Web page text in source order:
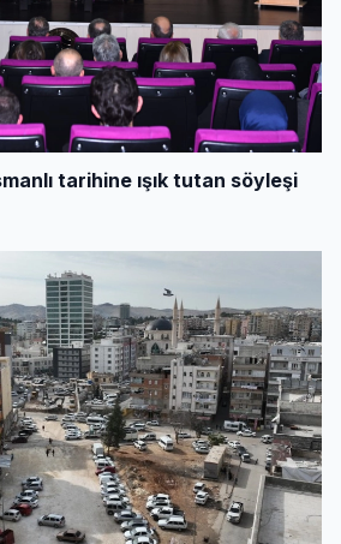
tarihine ışık tutan söyleşi